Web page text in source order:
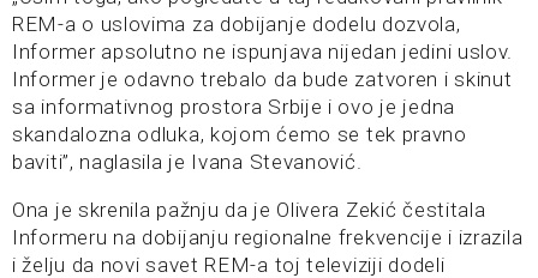
REM-a o uslovima za dobijanje dodelu dozvola,
Informer apsolutno ne ispunjava nijedan jedini uslov.
Informer je odavno trebalo da bude zatvoren i skinut
sa informativnog prostora Srbije i ovo je jedna
skandalozna odluka, kojom ćemo se tek pravno
baviti”, naglasila je Ivana Stevanović.
Ona je skrenila pažnju da je Olivera Zekić čestitala
Informeru na dobijanju regionalne frekvencije i izrazila
i želju da novi savet REM-a toj televiziji dodeli